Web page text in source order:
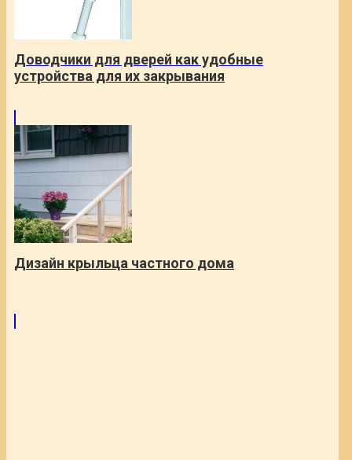
Доводчики для дверей как удобные
устройства для их закрывания
Дизайн крыльца частного дома